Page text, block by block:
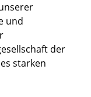
und
der
starken